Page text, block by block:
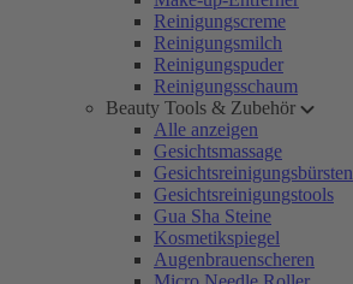
Reinigungscreme
Reinigungsmilch
Reinigungspuder
Reinigungsschaum
Beauty Tools & Zubehör
Alle anzeigen
Gesichtsmassage
Gesichtsreinigungsbürsten
Gesichtsreinigungstools
Gua Sha Steine
Kosmetikspiegel
Augenbrauenscheren